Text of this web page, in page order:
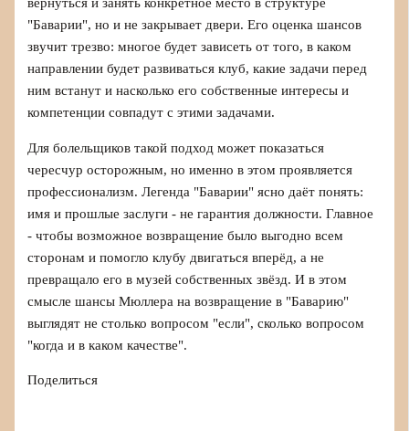
"Баварии", но и не закрывает двери. Его оценка шансов
звучит трезво: многое будет зависеть от того, в каком
направлении будет развиваться клуб, какие задачи перед
ним встанут и насколько его собственные интересы и
компетенции совпадут с этими задачами.
Для болельщиков такой подход может показаться
чересчур осторожным, но именно в этом проявляется
профессионализм. Легенда "Баварии" ясно даёт понять:
имя и прошлые заслуги - не гарантия должности. Главное
- чтобы возможное возвращение было выгодно всем
сторонам и помогло клубу двигаться вперёд, а не
превращало его в музей собственных звёзд. И в этом
смысле шансы Мюллера на возвращение в "Баварию"
выглядят не столько вопросом "если", сколько вопросом
"когда и в каком качестве".
Поделиться